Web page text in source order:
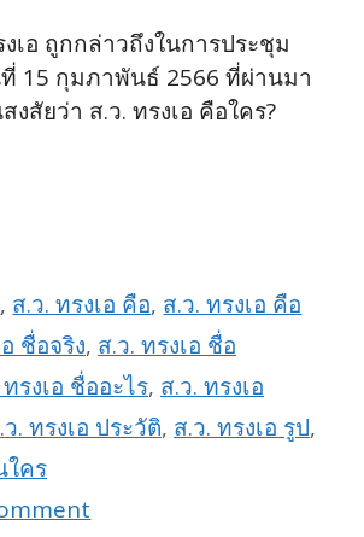
เอ ถูกกล่าวถึงในการประชุม
15 กุมภาพันธ์ 2566 ที่ผ่านมา
สัยว่า ส.ว. ทรงเอ คือใคร?
, ส.ว. ทรงเอ คือ, ส.ว. ทรงเอ คือ
ชื่อจริง, ส.ว. ทรงเอ ชื่อ
รงเอ ชื่ออะไร, ส.ว. ทรงเอ
. ทรงเอ ประวัติ, ส.ว. ทรงเอ รูป,
ใคร